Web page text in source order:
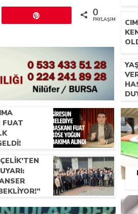
0
PAYLAŞIMLAR
FUAT